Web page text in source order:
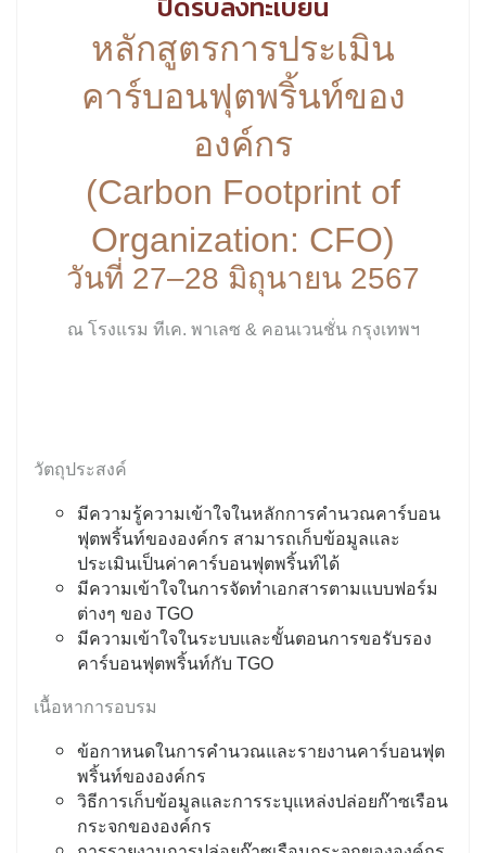
หลักสูตรการประเมิน
คาร์บอนฟุตพริ้นท์ของ
องค์กร
(Carbon Footprint of
Organization: CFO)
วันที่ 27–28 มิถุนายน 2567
ณ โรงแรม ทีเค. พาเลซ & คอนเวนชั่น กรุงเทพฯ
วัตถุประสงค์
มีความรู้ความเข้าใจในหลักการคำนวณคาร์บอน
ฟุตพริ้นท์ขององค์กร สามารถเก็บข้อมูลและ
ประเมินเป็นค่าคาร์บอนฟุตพริ้นท์ได้
มีความเข้าใจในการจัดทำเอกสารตามแบบฟอร์ม
ต่างๆ ของ TGO
มีความเข้าใจในระบบและขั้นตอนการขอรับรอง
คาร์บอนฟุตพริ้นท์กับ TGO
เนื้อหาการอบรม
ข้อกาหนดในการคำนวณและรายงานคาร์บอนฟุต
พริ้นท์ขององค์กร
วิธีการเก็บข้อมูลและการระบุแหล่งปล่อยก๊าซเรือน
กระจกขององค์กร